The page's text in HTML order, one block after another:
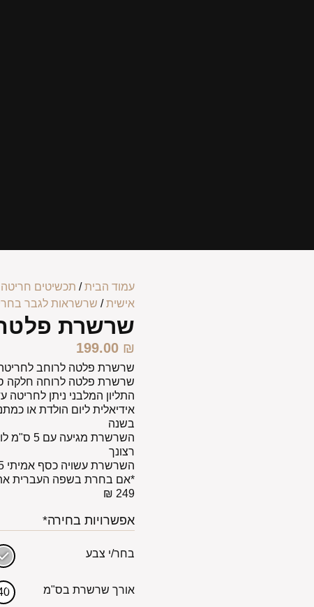
עמוד הבית/ תכשיטים
אישית/ שרשראות לגבר
שרשרת
199.00 ₪
שרשרת פלטה לרוחב
שרשרת פלטה לרוחה חלקה
התליון המלבני ניתן לחריטה עד כ – 4 מילים
אידיאלית ליום הולדת או
בשנה
השרשרת
רצונך
השרשרת עשויה כסף אמיתי 925
*אם בחרת בשפה העברית את
249 ₪
אפשרויות בחירה*
בחר/י צבע
אורך שרשרת בס"מ